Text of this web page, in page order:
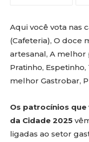
Aqui você vota nas
(Cafeteria), O doce
artesanal, A melhor
Pratinho,
melhor Gastrobar,
Os patrocínios que
da Cidade 2025
ligadas ao setor